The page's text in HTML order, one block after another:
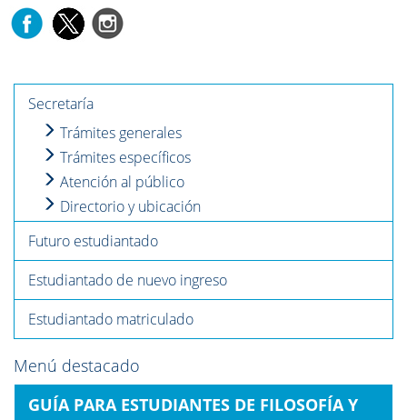
Secretaría
Trámites generales
Trámites específicos
Atención al público
Directorio y ubicación
Futuro estudiantado
Estudiantado de nuevo ingreso
Estudiantado matriculado
Menú destacado
GUÍA PARA ESTUDIANTES DE FILOSOFÍA Y